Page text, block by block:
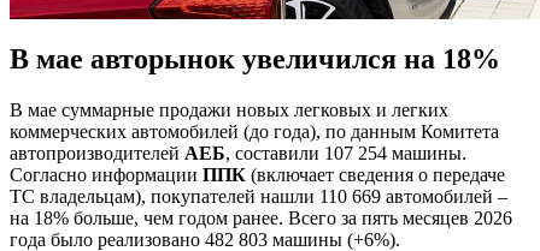
В мае авторынок увеличился на 18%
В мае суммарные продажи новых легковых и легких
коммерческих автомобилей (до года), по данным Комитета
автопроизводителей АЕБ, составили 107 254 машины.
Согласно информации ППК (включает сведения о передаче
ТС владельцам), покупателей нашли 110 669 автомобилей –
на 18% больше, чем годом ранее. Всего за пять месяцев 2026
года было реализовано 482 803 машины (+6%).